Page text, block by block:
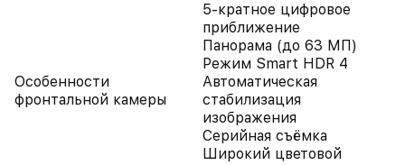
5-кратное цифровое
приближение
Панорама (до 63 МП)
Режим Smart HDR 4
Особенности
фронтальной камеры
Автоматическая
стабилизация
изображения
Серийная съëмка
Широкий цветовой